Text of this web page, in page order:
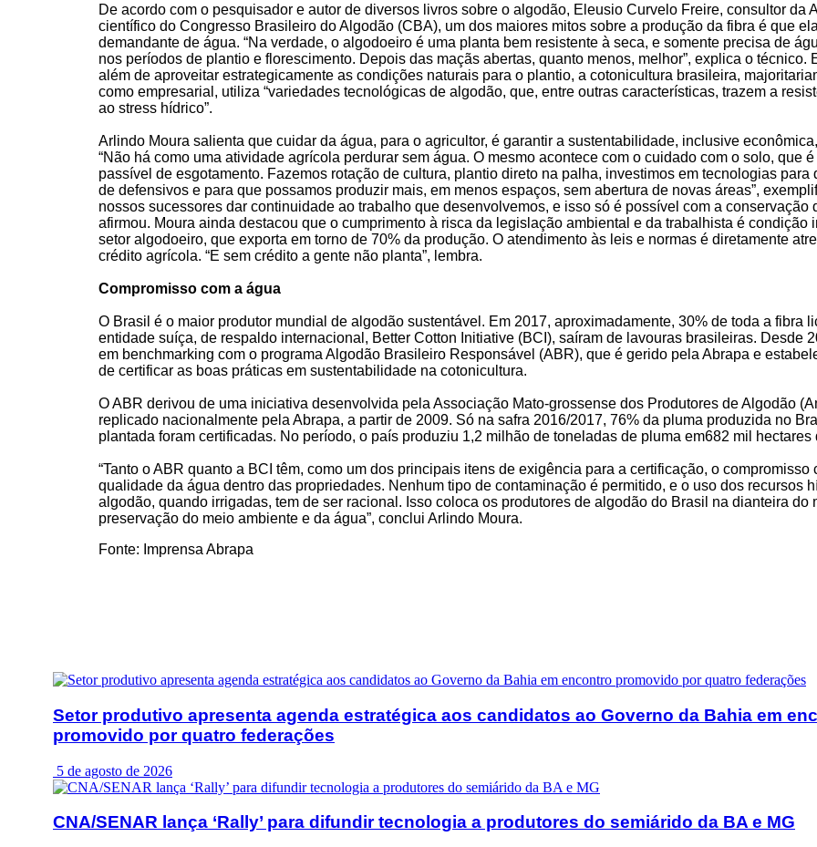
De acordo com o pesquisador e autor de diversos livros sobre o algodão, Eleusio Curvelo Freire, consultor da
científico do Congresso Brasileiro do Algodão (CBA), um dos maiores mitos sobre a produção da fibra é que
demandante de água. “Na verdade, o algodoeiro é uma planta bem resistente à seca, e somente precisa de
nos períodos de plantio e florescimento. Depois das maçãs abertas, quanto menos, melhor”, explica o técnico.
além de aproveitar estrategicamente as condições naturais para o plantio, a cotonicultura brasileira,
como empresarial, utiliza “variedades tecnológicas de algodão, que, entre outras características, trazem a
ao stress hídrico”.
Arlindo Moura salienta que cuidar da água, para o agricultor, é garantir a sustentabilidade, inclusive
“Não há como uma atividade agrícola perdurar sem água. O mesmo acontece com o cuidado com o solo, que
passível de esgotamento. Fazemos rotação de cultura, plantio direto na palha, investimos em tecnologias
de defensivos e para que possamos produzir mais, em menos espaços, sem abertura de novas áreas”,
nossos sucessores dar continuidade ao trabalho que desenvolvemos, e isso só é possível com a conservação
afirmou. Moura ainda destacou que o cumprimento à risca da legislação ambiental e da trabalhista é condição
setor algodoeiro, que exporta em torno de 70% da produção. O atendimento às leis e normas é diretamente
crédito agrícola. “E sem crédito a gente não planta”, lembra.
Compromisso com a água
O Brasil é o maior produtor mundial de algodão sustentável. Em 2017, aproximadamente, 30% de toda a fibra
entidade suíça, de respaldo internacional, Better Cotton Initiative (BCI), saíram de lavouras brasileiras. Desde
em benchmarking com o programa Algodão Brasileiro Responsável (ABR), que é gerido pela Abrapa e
de certificar as boas práticas em sustentabilidade na cotonicultura.
O ABR derivou de uma iniciativa desenvolvida pela Associação Mato-grossense dos Produtores de Algodão
replicado nacionalmente pela Abrapa, a partir de 2009. Só na safra 2016/2017, 76% da pluma produzida no
plantada foram certificadas. No período, o país produziu 1,2 milhão de toneladas de pluma em682 mil hectares
“Tanto o ABR quanto a BCI têm, como um dos principais itens de exigência para a certificação, o compromisso
qualidade da água dentro das propriedades. Nenhum tipo de contaminação é permitido, e o uso dos recursos
algodão, quando irrigadas, tem de ser racional. Isso coloca os produtores de algodão do Brasil na dianteira do
preservação do meio ambiente e da água”, conclui Arlindo Moura.
Fonte: Imprensa Abrapa
Setor produtivo apresenta agenda estratégica aos candidatos ao Governo da Bahia em
promovido por quatro federações
5 de agosto de 2026
CNA/SENAR lança ‘Rally’ para difundir tecnologia a produtores do semiárido da BA e MG